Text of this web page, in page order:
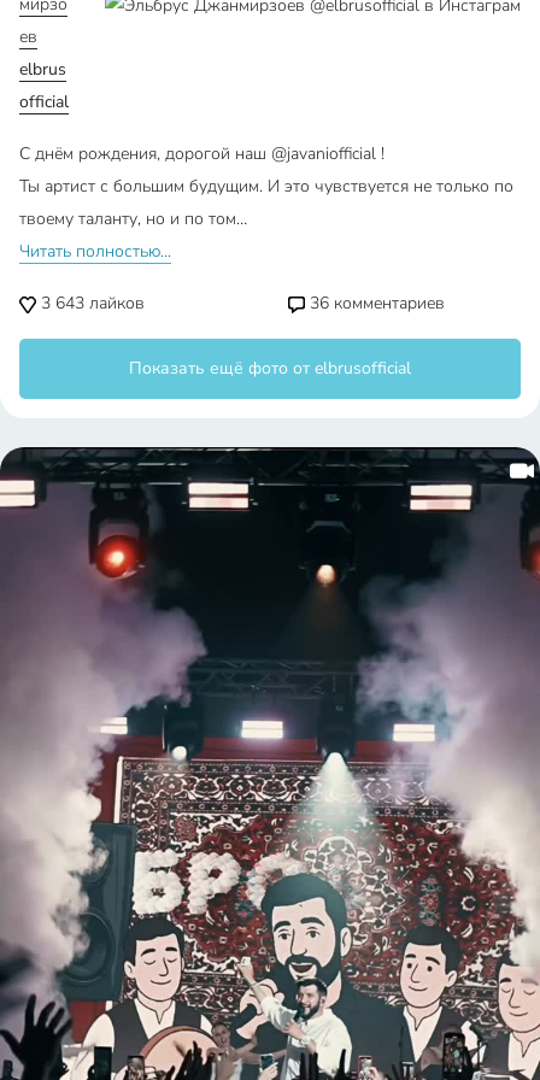
ев
elbrus
official
С днём рождения, дорогой наш @javaniofficial !
Ты артист с большим будущим. И это чувствуется не только по
твоему таланту, но и по том…
Читать полностью...
3 643 лайков 36 комментариев
Показать ещё фото от elbrusofficial